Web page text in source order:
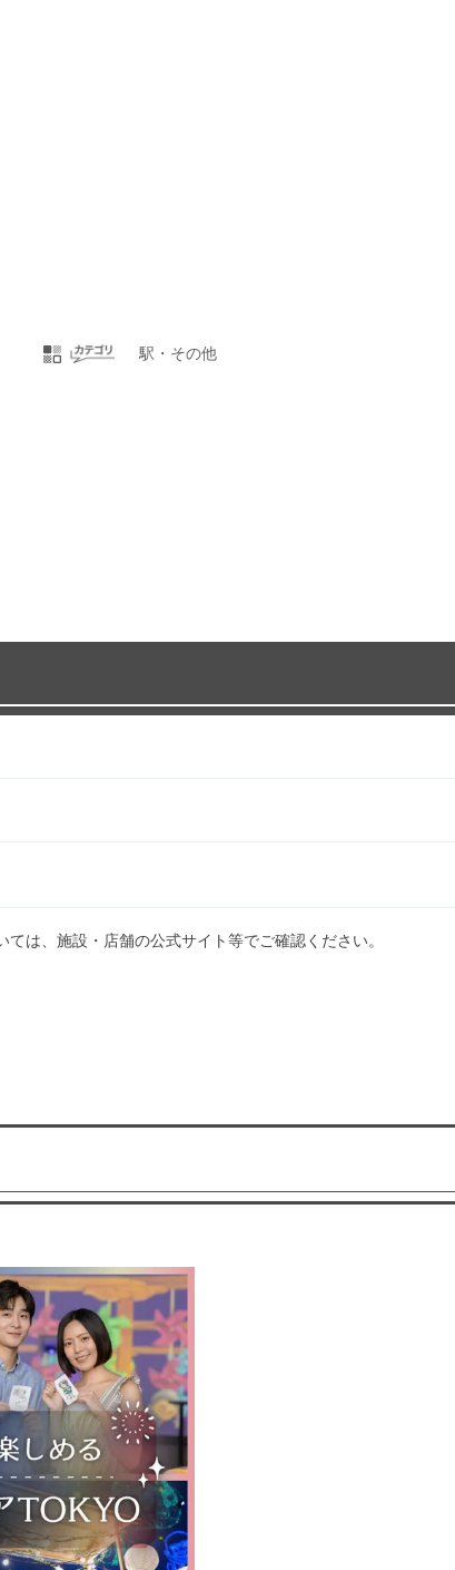
駅・その他
は、施設・店舗の公式サイト等でご確認ください。